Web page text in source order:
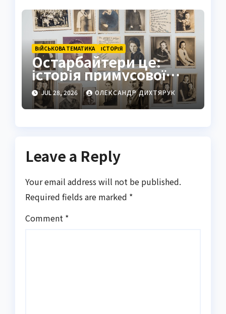
ВІЙСЬКОВА ТЕМАТИКА ІСТОРІЯ
Остарбайтери це:
історія примусової
праці українців
JUL 28, 2026 ОЛЕКСАНДР ДИХТЯРУК
Leave a Reply
Your email address will not be published.
Required fields are marked *
Comment *